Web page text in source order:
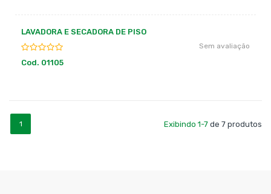
LAVADORA E SECADORA DE PISO
Sem avaliação
Cod. 01105
1 Exibindo 1-7 de 7 produtos